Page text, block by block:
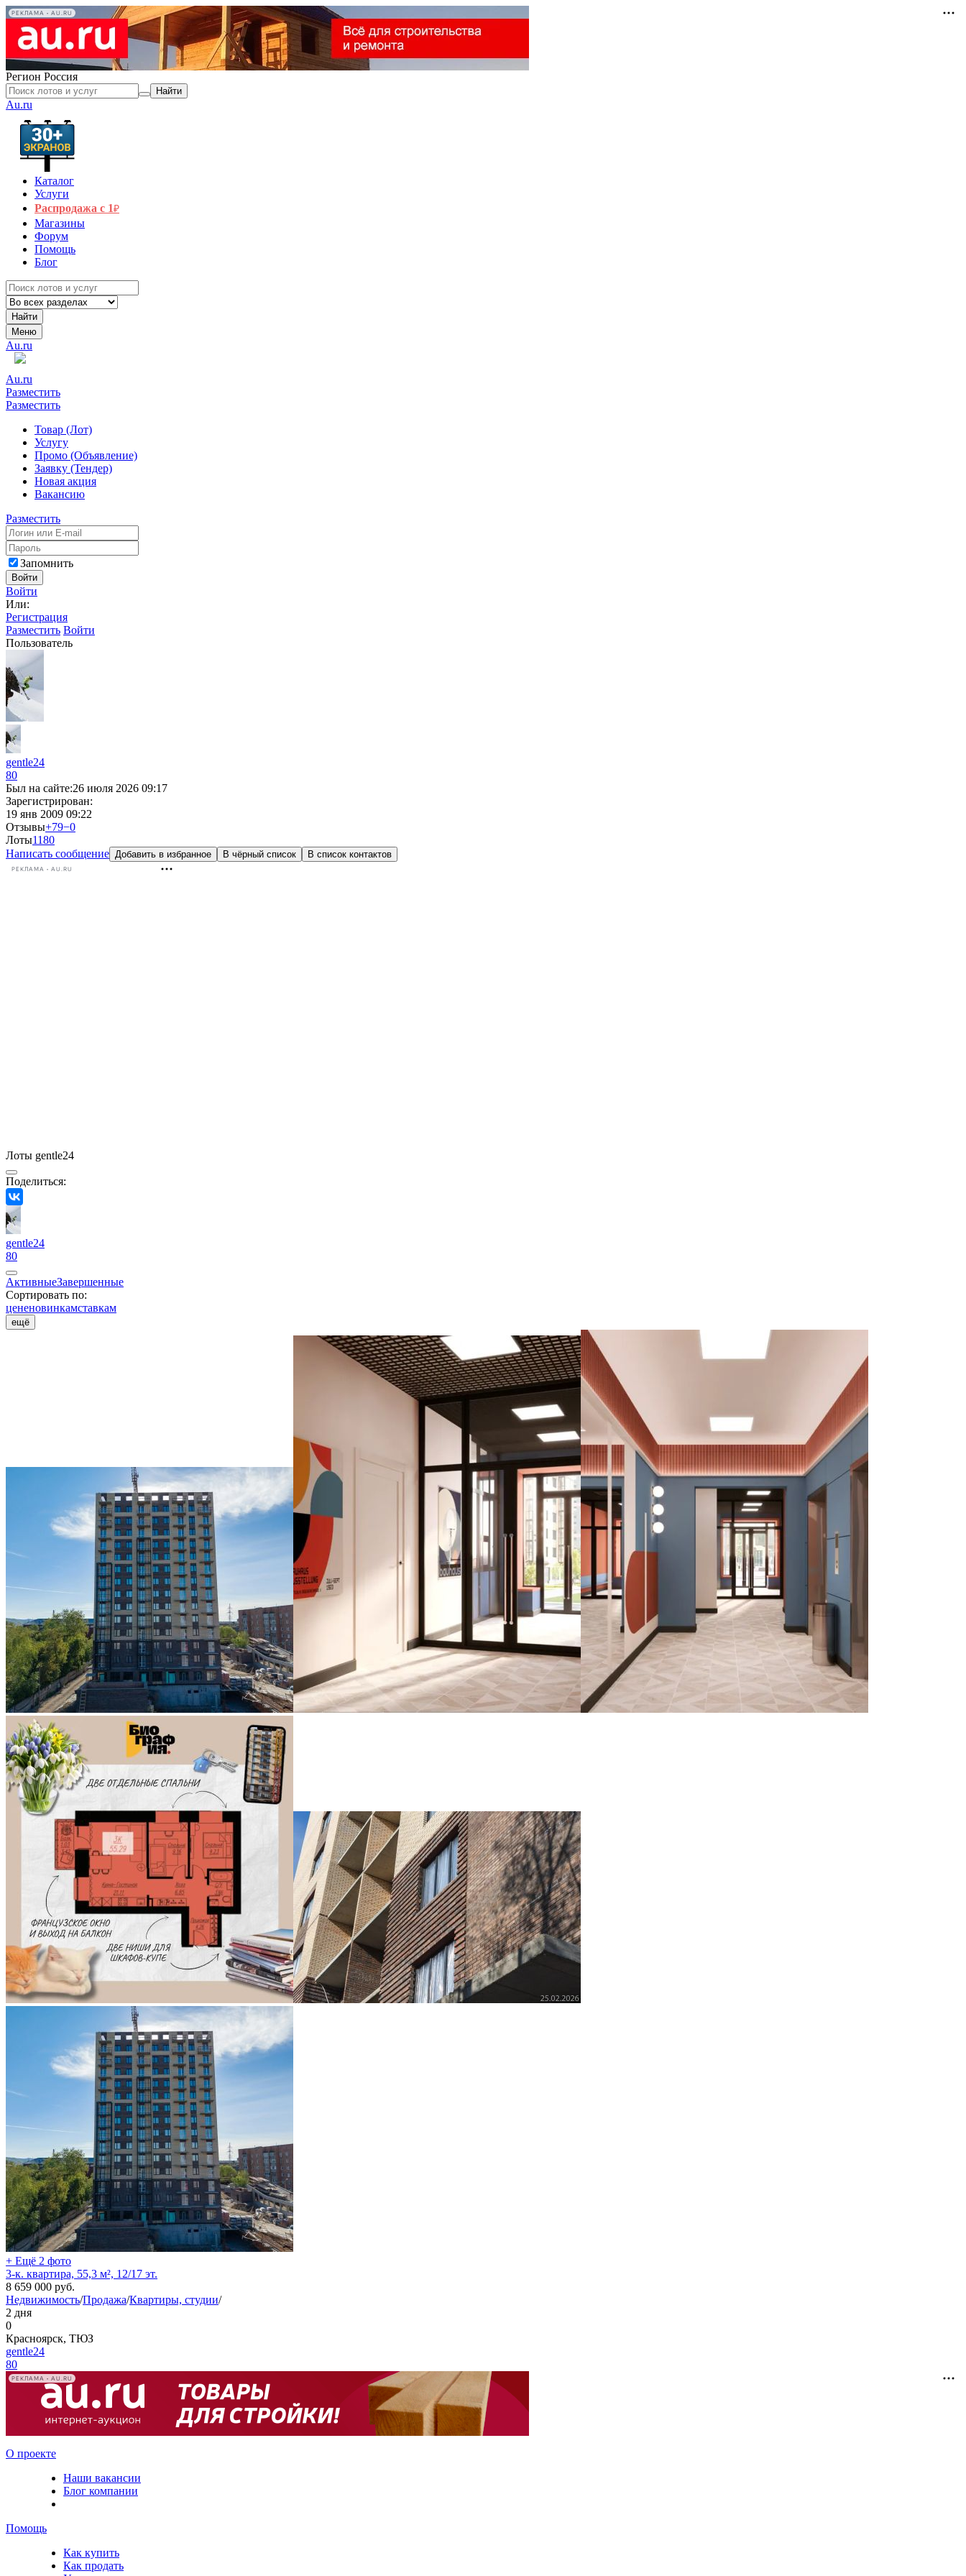
РЕКЛАМА • AU.RU
Регион Россия
Найти
Au.ru
Каталог
Услуги
Распродажа с 1₽
Магазины
Форум
Помощь
Блог
Найти
Меню
Au.ru
Au.ru
Разместить
Разместить
Товар (Лот)
Услугу
Промо (Объявление)
Заявку (Тендер)
Новая акция
Вакансию
Разместить
Запомнить
Войти
Войти
Или:
Регистрация
Разместить Войти
Пользователь
gentle24
80
Был на сайте:26 июля 2026 09:17
Зарегистрирован:
19 янв 2009 09:22
Отзывы+79−0
Лоты1180
Написать сообщение Добавить в избранное В чёрный список В список контактов
РЕКЛАМА • AU.RU
Лоты gentle24
Поделиться:
gentle24
80
АктивныеЗавершенные
Сортировать по:
цененовинкамставкам
ещё
+ Ещё 2 фото
3-к. квартира, 55,3 м², 12/17 эт.
8 659 000 руб.
Недвижимость/Продажа/Квартиры, студии/
2 дня
0
Красноярск, ТЮЗ
gentle24
80
РЕКЛАМА • AU.RU
О проекте
Наши вакансии
Блог компании
Помощь
Как купить
Как продать